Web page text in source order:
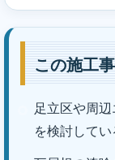
この施工
足立区や周
を検討してい